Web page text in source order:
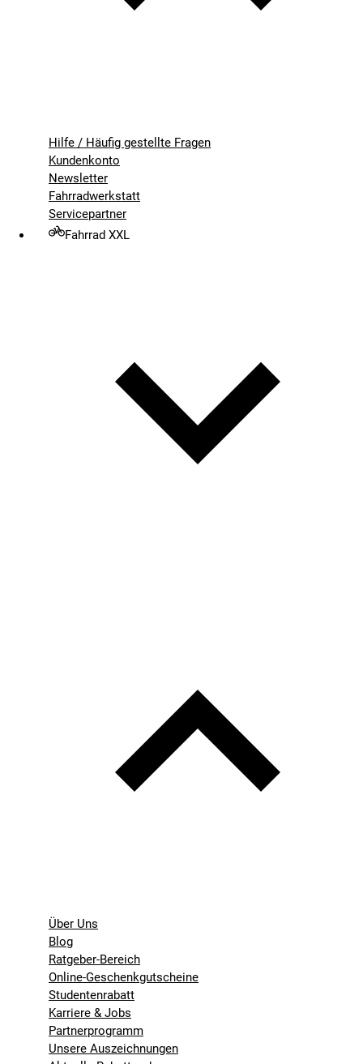
Hilfe / Häufig gestellte Fragen
Kundenkonto
Newsletter
Fahrradwerkstatt
Servicepartner
Fahrrad XXL
Über Uns
Blog
Ratgeber-Bereich
Online-Geschenkgutscheine
Studentenrabatt
Karriere & Jobs
Partnerprogramm
Unsere Auszeichnungen